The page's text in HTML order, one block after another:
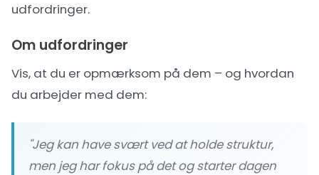
udfordringer.
Om udfordringer
Vis, at du er opmærksom på dem – og hvordan
du arbejder med dem:
"Jeg kan have svært ved at holde struktur,
men jeg har fokus på det og starter dagen